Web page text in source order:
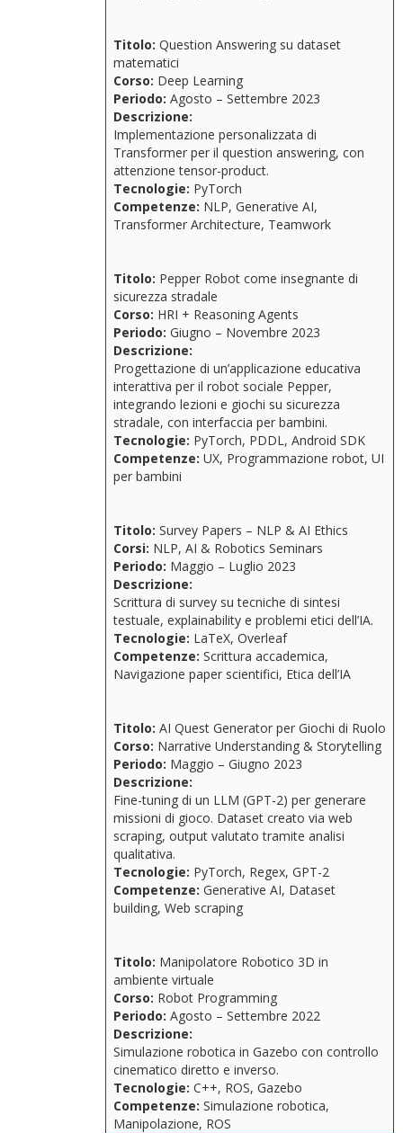
Titolo: Question Answering su dataset
matematici
Corso: Deep Learning
Periodo: Agosto – Settembre 2023
Descrizione:
Implementazione personalizzata di
Transformer per il question answering, con
attenzionetensor-product.
Tecnologie: PyTorch
Competenze: NLP, Generative AI,
Transformer Architecture, Teamwork
Titolo: Pepper Robot come insegnante di
sicurezza stradale
Corso: HRI + Reasoning Agents
Periodo: Giugno – Novembre 2023
Descrizione:
Progettazione di un’applicazione educativa
interattiva per il robot sociale Pepper,
integrando lezioni e giochi su sicurezza
stradale, con interfaccia per bambini.
Tecnologie: PyTorch, PDDL, Android SDK
Competenze: UX, Programmazione robot, UI
per bambini
Titolo: Survey Papers – NLP & AI Ethics
Corsi: NLP, AI & Robotics Seminars
Periodo: Maggio – Luglio 2023
Descrizione:
Scrittura di survey sutecniche di sintesi
testuale, explainability e problemi etici dell’IA.
Tecnologie: LaTeX, Overleaf
Competenze: Scrittura accademica,
Navigazione paper scientifici, Etica dell’IA
Titolo: AI Quest Generator per Giochi di Ruolo
Corso: Narrative Understanding & Storytelling
Periodo: Maggio – Giugno 2023
Descrizione:
Fine-tuning di un LLM (GPT-2) per generare
missioni di gioco. Dataset creato via web
scraping, output valutatotramite analisi
qualitativa.
Tecnologie: PyTorch, Regex, GPT-2
Competenze: Generative AI, Dataset
building, Web scraping
Titolo: Manipolatore Robotico 3D in
ambiente virtuale
Corso: Robot Programming
Periodo: Agosto – Settembre 2022
Descrizione:
Simulazione robotica in Gazebo con controllo
cinematico diretto e inverso.
Tecnologie: C++, ROS, Gazebo
Competenze: Simulazione robotica,
Manipolazione, ROS